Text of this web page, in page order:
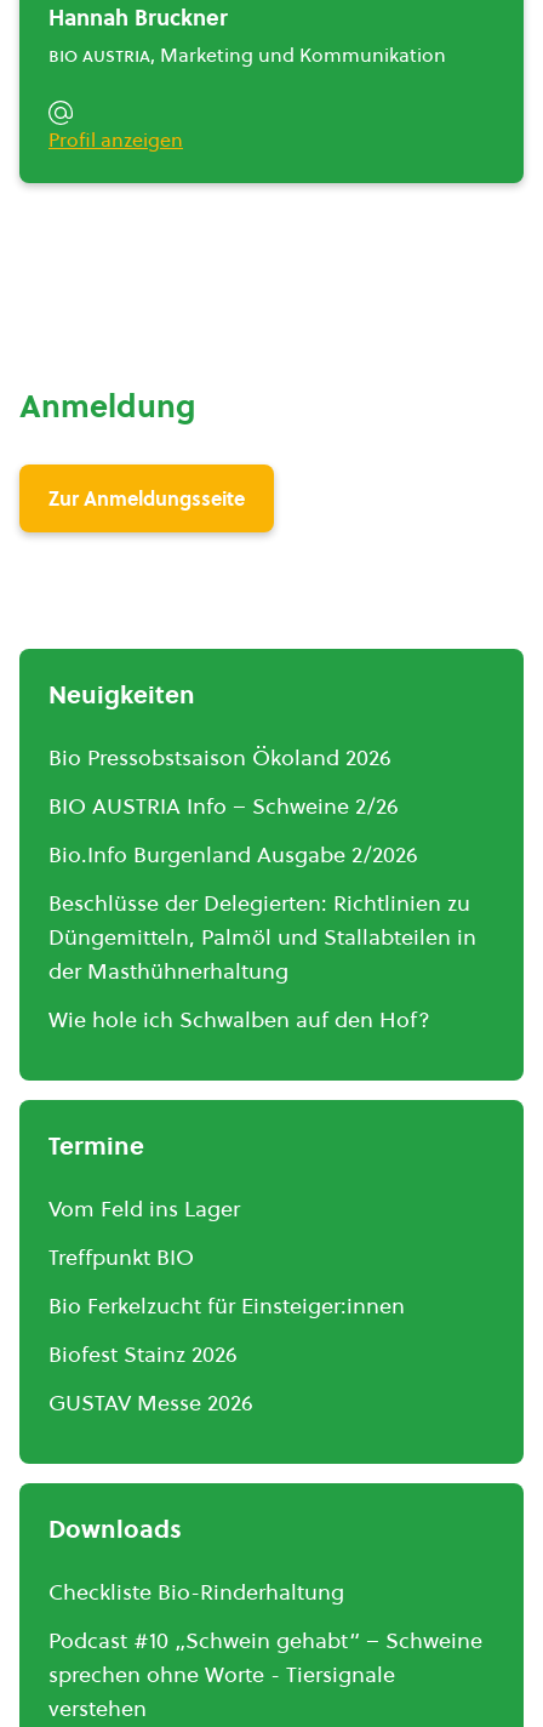
Hannah Bruckner
bio austria, Marketing und Kommunikation
Profil anzeigen
Anmeldung
Zur Anmeldungsseite
Neuigkeiten
Bio Pressobstsaison Ökoland 2026
BIO AUSTRIA Info – Schweine 2/26
Bio.Info Burgenland Ausgabe 2/2026
Beschlüsse der Delegierten: Richtlinien zu
Düngemitteln, Palmöl und Stallabteilen in
der Masthühnerhaltung
Wie hole ich Schwalben auf den Hof?
Termine
Vom Feld ins Lager
Treffpunkt BIO
Bio Ferkelzucht für Einsteiger:innen
Biofest Stainz 2026
GUSTAV Messe 2026
Downloads
Checkliste Bio-Rinderhaltung
Podcast #10 „Schwein gehabt“ – Schweine
sprechen ohne Worte - Tiersignale
verstehen